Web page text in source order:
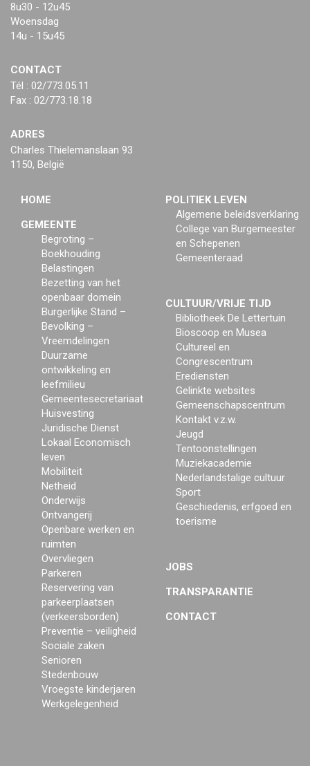
8u30 - 12u45
Woensdag
14u - 15u45
CONTACT
Tél : 02/773.05.11
Fax : 02/773.18.18
ADRES
Charles Thielemanslaan 93
1150, België
HOME
GEMEENTE
Begroting –
Boekhouding
Belastingen
Bezetting van het
openbaar domein
Burgerlijke Stand –
Bevolking –
Vreemdelingen
Duurzame
ontwikkeling en
leefmilieu
Gemeentesecretariaat
Huisvesting
Juridische Dienst
Lokaal Economisch
leven
Mobiliteit
Netheid
Onderwijs
Ontvangerij
Openbare werken en
ruimten
Overvliegen
Parkeren
Reservering van
parkeerplaatsen
(verkeersborden)
Preventie – veiligheid
Sociale zaken
Senioren
Stedenbouw
Vroegste kinderjaren
Werkgelegenheid
POLITIEK LEVEN
Algemene beleidsverklaring
College van Burgemeester
en Schepenen
Gemeenteraad
CULTUUR/VRIJE TIJD
Bibliotheek De Lettertuin
Bioscoop en Musea
Cultureel en
Congrescentrum
Erediensten
Gelinkte websites
Gemeenschapscentrum
Kontakt v.z.w.
Jeugd
Tentoonstellingen
Muziekacademie
Nederlandstalige cultuur
Sport
Geschiedenis, erfgoed en
toerisme
JOBS
TRANSPARANTIE
CONTACT